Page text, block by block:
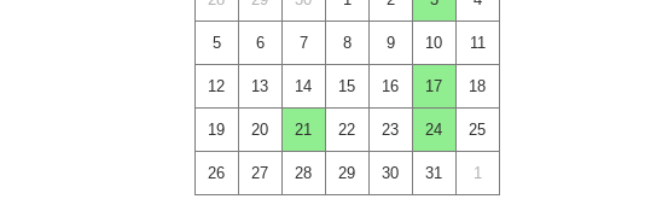
5 6 7 8 9 10 11
12 13 14 15 16 17 18
19 20 21 22 23 24 25
26 27 28 29 30 31 1